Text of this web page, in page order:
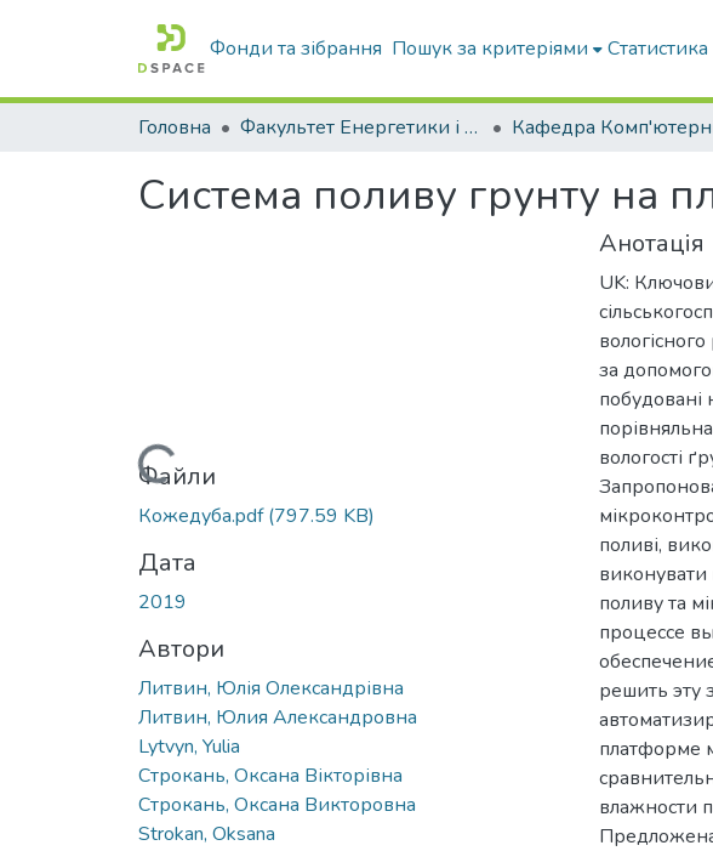
Фонди та зібрання Пошук за критеріями Статистика
Головна Факультет Енергетики і комп'ютерних технологій
Система поливу грунту на
Вантажиться...Файли
Кожедуба.pdf(797.59 KB)
Дата
2019
Автори
Литвин, Юлія Олександрівна
Литвин, Юлия Александровна
Lytvyn, Yulia
Строкань, Оксана Вікторівна
Строкань, Оксана Викторовна
Strokan, Oksana
Анотація
UK:
за
побудовані
вологості
поливі,
виконувати
поливу та
процессе
решить
платформе
влажности